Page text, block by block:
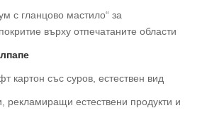
с гланцово мастило“ за
върху отпечатаните области
картон със суров, естествен вид
рекламиращи естествени продукти и